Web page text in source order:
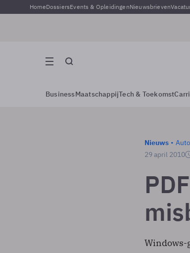
HomeDossiersEvents & OpleidingenNieuwsbrieven
BusinessMaatschappijTech & Toekomst
Nieuws
29 april 2010
Windows-